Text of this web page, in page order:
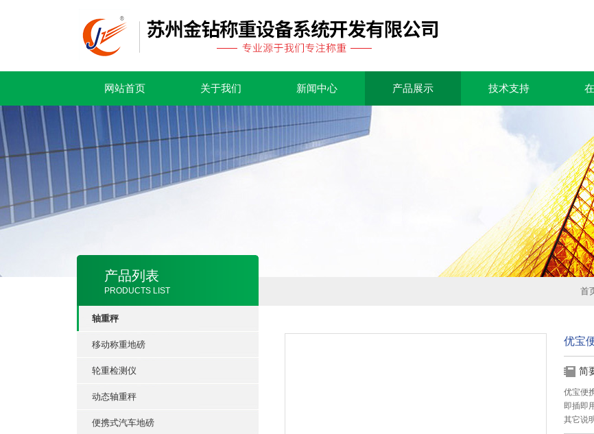
网站首页 关于我们 新闻中心 产品展示 技术支持
产品列表
PRODUCTS LIST
轴重秤
移动称重地磅
轮重检测仪
动态轴重秤
便携式汽车地磅
首
优宝
简
优宝便
即插即
其它说